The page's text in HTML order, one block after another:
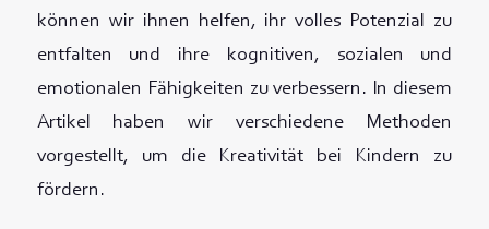
können wir ihnen helfen, ihr volles Potenzial zu
entfalten und ihre kognitiven, sozialen und
emotionalen Fähigkeiten zu verbessern. In diesem
Artikel haben wir verschiedene Methoden
vorgestellt, um die Kreativität bei Kindern zu
fördern.